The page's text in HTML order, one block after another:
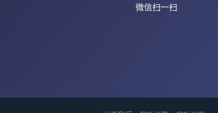
微信扫一扫